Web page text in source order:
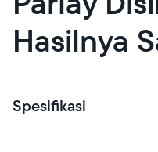
Hasilnya
Spesifikasi